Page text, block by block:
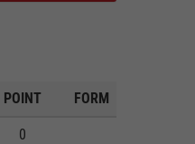
POINT FORM
0